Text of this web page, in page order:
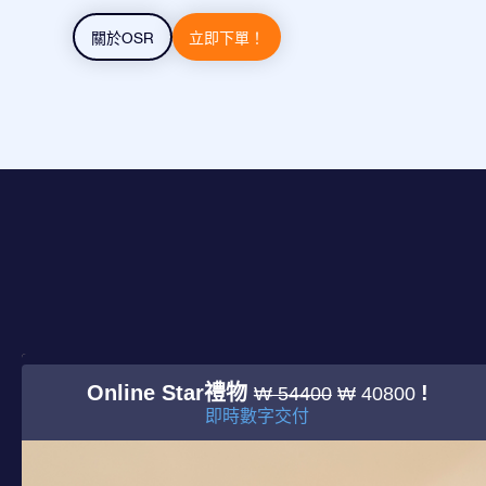
關於OSR 立即下單！
Online Star禮物₩ 54400 ₩ 40800 !
即時數字交付